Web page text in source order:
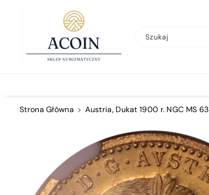
Szukaj
Strona Główna Austria, Dukat 1900 r. NGC MS 63